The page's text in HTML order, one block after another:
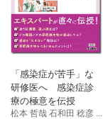
「感染症が苦手」な
研修医へ 感染症診
療の極意を伝授
松本 哲哉 石和田 稔彦 ...